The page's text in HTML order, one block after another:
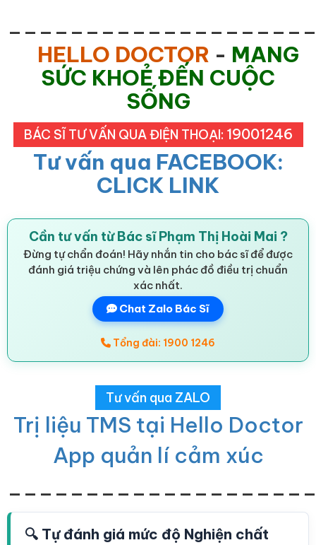
HELLO DOCTOR - MANG
SỨC KHOẺ ĐẾN CUỘC
SỐNG
BÁC SĨ TƯ VẤN QUA ĐIỆN THOẠI: 19001246
Tư vấn qua FACEBOOK:
CLICK LINK
Cần tư vấn từ Bác sĩ Phạm Thị Hoài Mai ?
Đừng tự chẩn đoán! Hãy nhắn tin cho bác sĩ để được
đánh giá triệu chứng và lên phác đồ điều trị chuẩn
xác nhất.
Chat Zalo Bác Sĩ
Tổng đài: 1900 1246
Tư vấn qua ZALO
Trị liệu TMS tại Hello Doctor
App quản lí cảm xúc
🔍 Tự đánh giá mức độ Nghiện chất